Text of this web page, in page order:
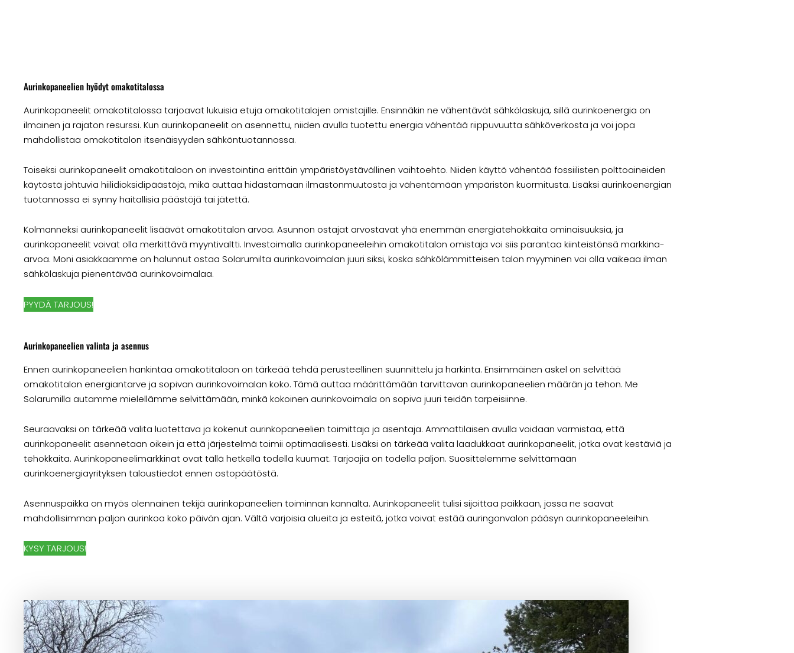
Aurinkopaneelien hyödyt omakotitalossa
Aurinkopaneelit omakotitalossa tarjoavat lukuisia etuja omakotitalojen omistajille. Ensinnäkin ne vähentävät sähkölaskuja, sillä aurinkoenergia on
ilmainen ja rajaton resurssi. Kun aurinkopaneelit on asennettu, niiden avulla tuotettu energia vähentää riippuvuutta sähköverkosta ja voi jopa
mahdollistaa omakotitalon itsenäisyyden sähköntuotannossa.
Toiseksi aurinkopaneelit omakotitaloon on investointina erittäin ympäristöystävällinen vaihtoehto. Niiden käyttö vähentää fossiilisten polttoaineiden
käytöstä johtuvia hiilidioksidipäästöjä, mikä auttaa hidastamaan ilmastonmuutosta ja vähentämään ympäristön kuormitusta. Lisäksi aurinkoenergian
tuotannossa ei synny haitallisia päästöjä tai jätettä.
Kolmanneksi aurinkopaneelit lisäävät omakotitalon arvoa. Asunnon ostajat arvostavat yhä enemmän energiatehokkaita ominaisuuksia, ja
aurinkopaneelit voivat olla merkittävä myyntivaltti. Investoimalla aurinkopaneeleihin omakotitalon omistaja voi siis parantaa kiinteistönsä markkina-
arvoa. Moni asiakkaamme on halunnut ostaa Solarumilta aurinkovoimalan juuri siksi, koska sähkölämmitteisen talon myyminen voi olla vaikeaa ilman
sähkölaskuja pienentävää aurinkovoimalaa.
PYYDÄ TARJOUS!
Aurinkopaneelien valinta ja asennus
Ennen aurinkopaneelien hankintaa omakotitaloon on tärkeää tehdä perusteellinen suunnittelu ja harkinta. Ensimmäinen askel on selvittää
omakotitalon energiantarve ja sopivan aurinkovoimalan koko. Tämä auttaa määrittämään tarvittavan aurinkopaneelien määrän ja tehon. Me
Solarumilla autamme mielellämme selvittämään, minkä kokoinen aurinkovoimala on sopiva juuri teidän tarpeisiinne.
Seuraavaksi on tärkeää valita luotettava ja kokenut aurinkopaneelien toimittaja ja asentaja. Ammattilaisen avulla voidaan varmistaa, että
aurinkopaneelit asennetaan oikein ja että järjestelmä toimii optimaalisesti. Lisäksi on tärkeää valita laadukkaat aurinkopaneelit, jotka ovat kestäviä ja
tehokkaita. Aurinkopaneelimarkkinat ovat tällä hetkellä todella kuumat. Tarjoajia on todella paljon. Suosittelemme selvittämään
aurinkoenergiayrityksen taloustiedot ennen ostopäätöstä.
Asennuspaikka on myös olennainen tekijä aurinkopaneelien toiminnan kannalta. Aurinkopaneelit tulisi sijoittaa paikkaan, jossa ne saavat
mahdollisimman paljon aurinkoa koko päivän ajan. Vältä varjoisia alueita ja esteitä, jotka voivat estää auringonvalon pääsyn aurinkopaneeleihin.
KYSY TARJOUS!